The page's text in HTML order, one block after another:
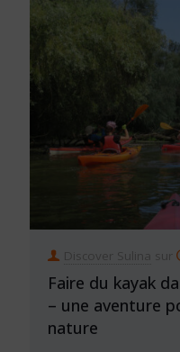
Discover Sulina sur
Faire du kayak
– une aventure
nature